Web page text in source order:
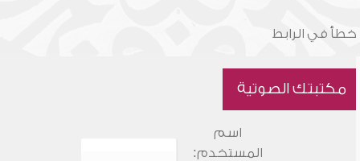
خطأ في الرابط
مكتبتك الصوتية
اسم
المستخدم: